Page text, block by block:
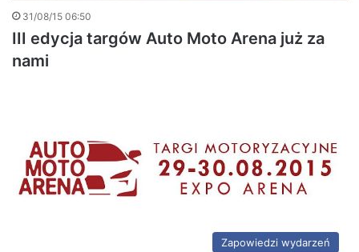
31/08/15 06:50
III edycja targów Auto Moto Arena już za
nami
Zapowiedzi wydarzeń